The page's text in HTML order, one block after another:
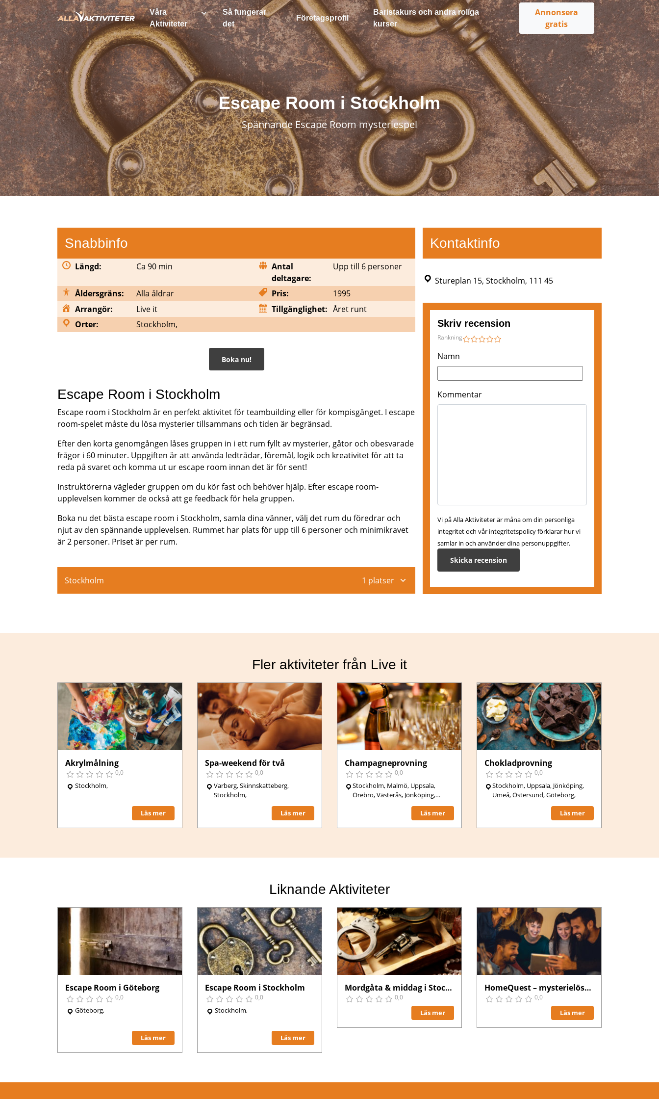
Våra
Aktiviteter
Så fungerar
det
Företagsprofil
Baristakurs och andra roliga
kurser
Annonsera
gratis
Escape Room i Stockholm
Spännande Escape Room mysteriespel
Snabbinfo
Längd: Ca 90 min
Antal
deltagare:
Upp till 6 personer
Åldersgräns: Alla åldrar Pris:
1995
Arrangör:
Live it Tillgänglighet: Året runt
Orter:
Stockholm,
Boka nu!
Escape Room i Stockholm
Escape room i Stockholm är en perfekt aktivitet för teambuilding eller för kompisgänget. I escape
room-spelet måste du lösa mysterier tillsammans och tiden är begränsad.
Efter den korta genomgången låses gruppen in i ett rum fyllt av mysterier, gåtor och obesvarade
frågor i 60 minuter. Uppgiften är att använda ledtrådar, föremål, logik och kreativitet för att ta
reda på svaret och komma ut ur escape room innan det är för sent!
Instruktörerna vägleder gruppen om du kör fast och behöver hjälp. Efter escape room-
upplevelsen kommer de också att ge feedback för hela gruppen.
Boka nu det bästa escape room i Stockholm, samla dina vänner, välj det rum du föredrar och
njut av den spännande upplevelsen. Rummet har plats för upp till 6 personer och minimikravet
är 2 personer. Priset är per rum.
Stockholm 1 platser
,
Stockholm
Boka här
Kontaktinfo
Stureplan 15, Stockholm, 111 45
Skriv recension
Rankning 5
4
3
2
1
Namn
Kommentar
Vi på Alla Aktiviteter är måna om din personliga
integritet och vår integritetspolicy förklarar hur vi
samlar in och använder dina personuppgifter.
Fler aktiviteter från Live it
Akrylmålning
0,0
Stockholm,
Läs mer
Spa-weekend för två
0,0
Varberg, Skinnskatteberg,
Stockholm,
Läs mer
Champagneprovning
0,0
Stockholm, Malmö, Uppsala,
Örebro, Västerås, Jönköping,
Karlstad, Luleå, Göteborg,
Läs mer
Chokladprovning
0,0
Stockholm, Uppsala, Jönköping,
Umeå, Östersund, Göteborg,
Läs mer
Liknande Aktiviteter
Escape Room i Göteborg
0,0
Göteborg,
Läs mer
Escape Room i Stockholm
0,0
Stockholm,
Läs mer
Mordgåta & middag i Stockholm
0,0
Läs mer
HomeQuest – mysterielösning
0,0
Läs mer